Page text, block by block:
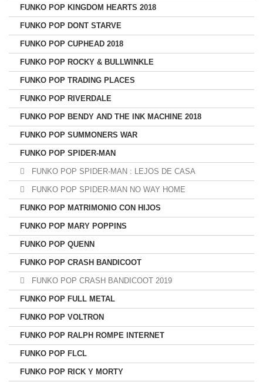
FUNKO POP KINGDOM HEARTS 2018
FUNKO POP DONT STARVE
FUNKO POP CUPHEAD 2018
FUNKO POP ROCKY & BULLWINKLE
FUNKO POP TRADING PLACES
FUNKO POP RIVERDALE
FUNKO POP BENDY AND THE INK MACHINE 2018
FUNKO POP SUMMONERS WAR
FUNKO POP SPIDER-MAN
FUNKO POP SPIDER-MAN : LEJOS DE CASA
FUNKO POP SPIDER-MAN NO WAY HOME
FUNKO POP MATRIMONIO CON HIJOS
FUNKO POP MARY POPPINS
FUNKO POP QUENN
FUNKO POP CRASH BANDICOOT
FUNKO POP CRASH BANDICOOT 2019
FUNKO POP FULL METAL
FUNKO POP VOLTRON
FUNKO POP RALPH ROMPE INTERNET
FUNKO POP FLCL
FUNKO POP RICK Y MORTY